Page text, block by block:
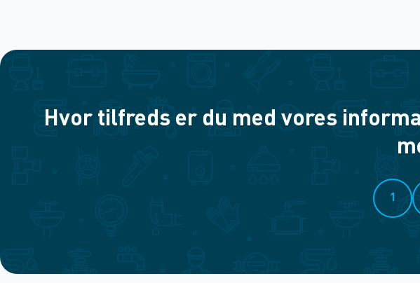
Hvor tilfreds er du med vores
1